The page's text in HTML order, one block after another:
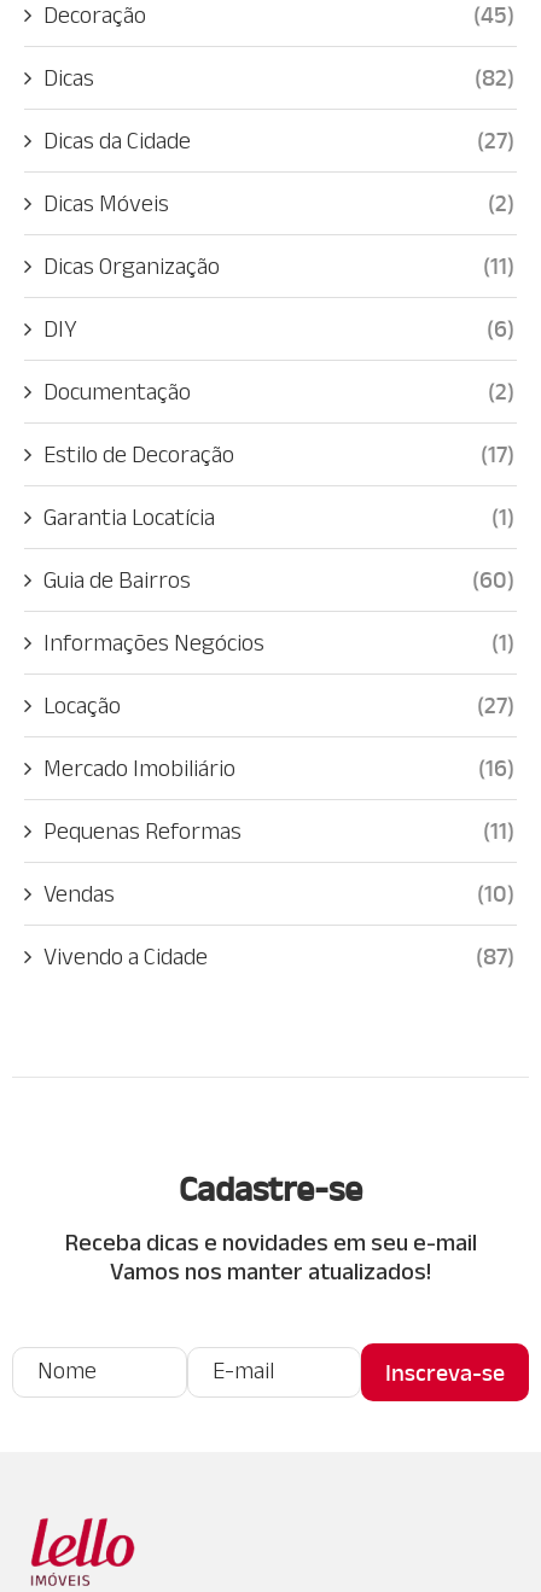
Decoração (45)
Dicas (82)
Dicas da Cidade (27)
Dicas Móveis (2)
Dicas Organização (11)
DIY (6)
Documentação (2)
Estilo de Decoração (17)
Garantia Locatícia (1)
Guia de Bairros (60)
Informações Negócios (1)
Locação (27)
Mercado Imobiliário (16)
Pequenas Reformas (11)
Vendas (10)
Vivendo a Cidade (87)
Cadastre-se
Receba dicas e novidades em seu e-mail
Vamos nos manter atualizados!